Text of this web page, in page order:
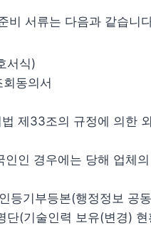
비 서류는 다음과 같습니
서식)
동의서
제33조의 규정에 의한
인 경우에는 당해 업체
기부등본(행정정보 공
(기술인력 보유(변경) 현